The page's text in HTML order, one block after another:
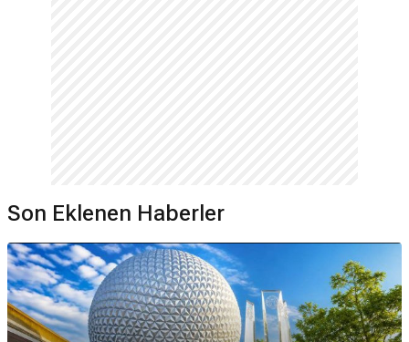
Son Eklenen Haberler